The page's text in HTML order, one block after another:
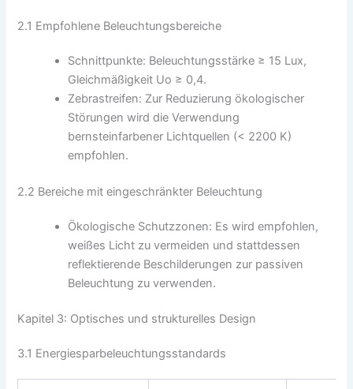
2.1 Empfohlene Beleuchtungsbereiche
Schnittpunkte: Beleuchtungsstärke ≥ 15 Lux,
Gleichmäßigkeit Uo ≥ 0,4.
Zebrastreifen: Zur Reduzierung ökologischer
Störungen wird die Verwendung
bernsteinfarbener Lichtquellen (< 2200 K)
empfohlen.
2.2 Bereiche mit eingeschränkter Beleuchtung
Ökologische Schutzzonen: Es wird empfohlen,
weißes Licht zu vermeiden und stattdessen
reflektierende Beschilderungen zur passiven
Beleuchtung zu verwenden.
Kapitel 3: Optisches und strukturelles Design
3.1 Energiesparbeleuchtungsstandards